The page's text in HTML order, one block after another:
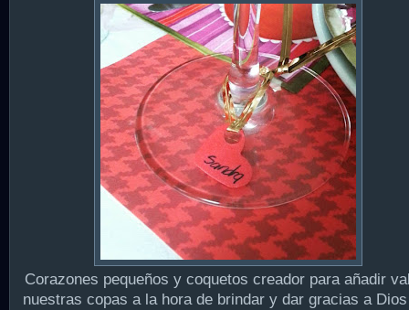
Corazones pequeños y coquetos creador para añadir
nuestras copas a la hora de brindar y dar gracias a